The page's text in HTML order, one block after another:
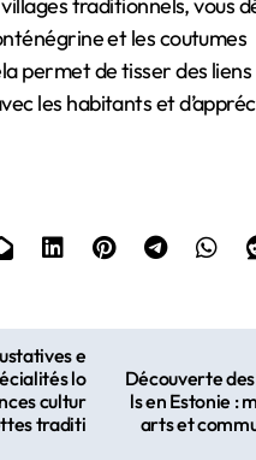
et les coutumes
permet de tisser des liens
les habitants et
e
lo
cultur
traditi
Découverte
ls en Estonie :
arts et